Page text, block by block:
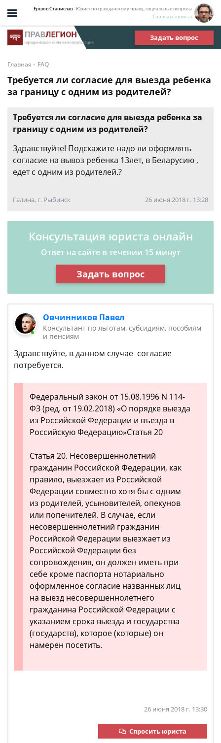
Ершов Станислав- Юрист по гражданскому праву, социальные вопросы
Спросить юриста
Задать вопрос
Главная - FAQ
Требуется ли согласие для выезда ребенка
за границу с одним из родителей?
Требуется ли согласие для выезда ребенка за
границу с одним из родителей?
Здравствуйте! Подскажите надо ли оформлять
согласие на вывоз ребенка 13лет, в Беларусию ,
едет с одним из родителей.?
Галина, г. Рыбинск 26 июня 2018 г. 13:28
Консультация юриста онлайн
Ответ на сайте в течении 15 минут
Задать вопрос
Овчинников Павел
Консультант по льготам, субсидиям, пособиям
и пенсиям
Здравствуйте, в данном случае согласие
потребуется.
Федеральный закон от 15.08.1996 N 114-
ФЗ (ред. от 19.02.2018) «О порядке выезда
из Российской Федерации и въезда в
Российскую Федерацию»Статья 20
Статья 20. Несовершеннолетний
гражданин Российской Федерации, как
правило, выезжает из Российской
Федерации совместно хотя бы с одним
из родителей, усыновителей, опекунов
или попечителей. В случае, если
несовершеннолетний гражданин
Российской Федерации выезжает из
Российской Федерации без
сопровождения, он должен иметь при
себе кроме паспорта нотариально
оформленное согласие названных лиц
на выезд несовершеннолетнего
гражданина Российской Федерации с
указанием срока выезда и государства
(государств), которое (которые) он
намерен посетить.
26 июня 2018 г. 13:30
Спросить юриста